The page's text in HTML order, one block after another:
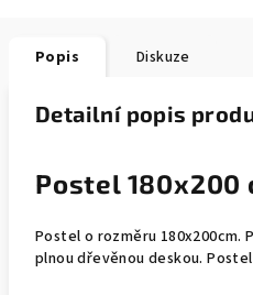
Popis Diskuze
Detailní popis
Postel 180x200
Postel o rozměru 180x200cm.
plnou dřevěnou deskou.